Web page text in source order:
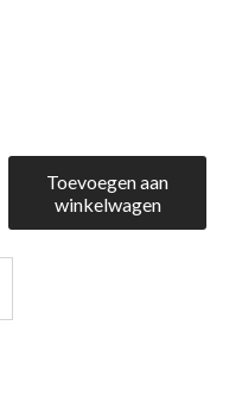
Toevoegen aan
winkelwagen